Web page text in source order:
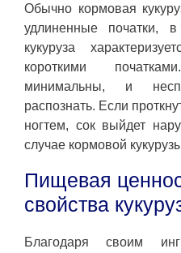
Обычно кормовая
удлиненные початки,
кукуруза
короткими
минимальны, и
распознать. Если
ногтем, сок выйдет
случае кормовой
Пищевая
свойства
Благодаря своим